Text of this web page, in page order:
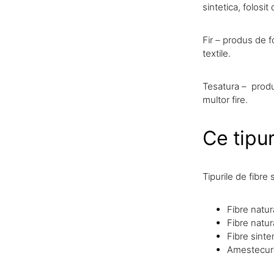
sintetica, folosit
Fir – produs de
textile.
Tesatura –
multor fire.
Ce
Tipurile de fibre
Fibre
Fibre
Fibre